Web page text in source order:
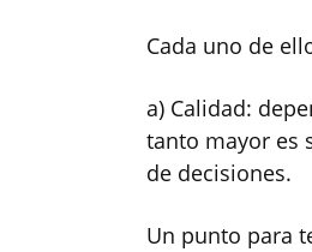
Cada uno de
a) Calidad:
tanto mayor es
de decisiones.
Un punto para